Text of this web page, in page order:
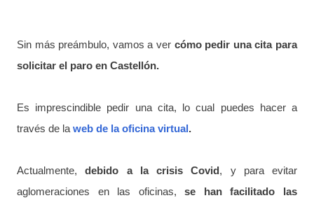
Sin más preámbulo, vamos a ver cómo pedir una cita para
solicitar el paro en Castellón.
Es imprescindible pedir una cita, lo cual puedes hacer a
través de la web de la oficina virtual.
Actualmente,debido a la crisis Covid, y para evitar
aglomeraciones en las oficinas,se han facilitado las